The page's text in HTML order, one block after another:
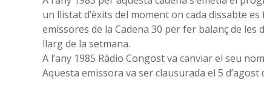
un llistat d’èxits del moment on cada dissabte
emissores de la Cadena 30 per fer balanç de
llarg de la setmana.
A l’any 1985 Ràdio Congost va canviar el seu
Aquesta emissora va ser clausurada el 5 d’agost